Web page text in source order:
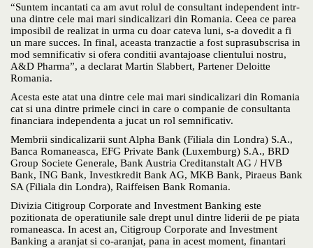
“Suntem incantati ca am avut rolul de consultant independent intr-
una dintre cele mai mari sindicalizari din Romania. Ceea ce parea
imposibil de realizat in urma cu doar cateva luni, s-a dovedit a fi
un mare succes. In final, aceasta tranzactie a fost suprasubscrisa in
mod semnificativ si ofera conditii avantajoase clientului nostru,
A&D Pharma”, a declarat Martin Slabbert, Partener Deloitte
Romania.
Acesta este atat una dintre cele mai mari sindicalizari din Romania
cat si una dintre primele cinci in care o companie de consultanta
financiara independenta a jucat un rol semnificativ.
Membrii sindicalizarii sunt Alpha Bank (Filiala din Londra) S.A.,
Banca Romaneasca, EFG Private Bank (Luxemburg) S.A., BRD
Group Societe Generale, Bank Austria Creditanstalt AG / HVB
Bank, ING Bank, Investkredit Bank AG, MKB Bank, Piraeus Bank
SA (Filiala din Londra), Raiffeisen Bank Romania.
Divizia Citigroup Corporate and Investment Banking este
pozitionata de operatiunile sale drept unul dintre liderii de pe piata
romaneasca. In acest an, Citigroup Corporate and Investment
Banking a aranjat si co-aranjat, pana in acest moment, finantari